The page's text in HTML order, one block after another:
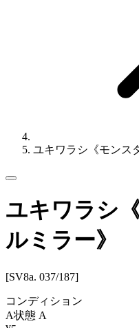
ユキワラシ《モンス
ユキワラシ
ルミラー》
[SV8a. 037/187]
コンディション
A状態 A